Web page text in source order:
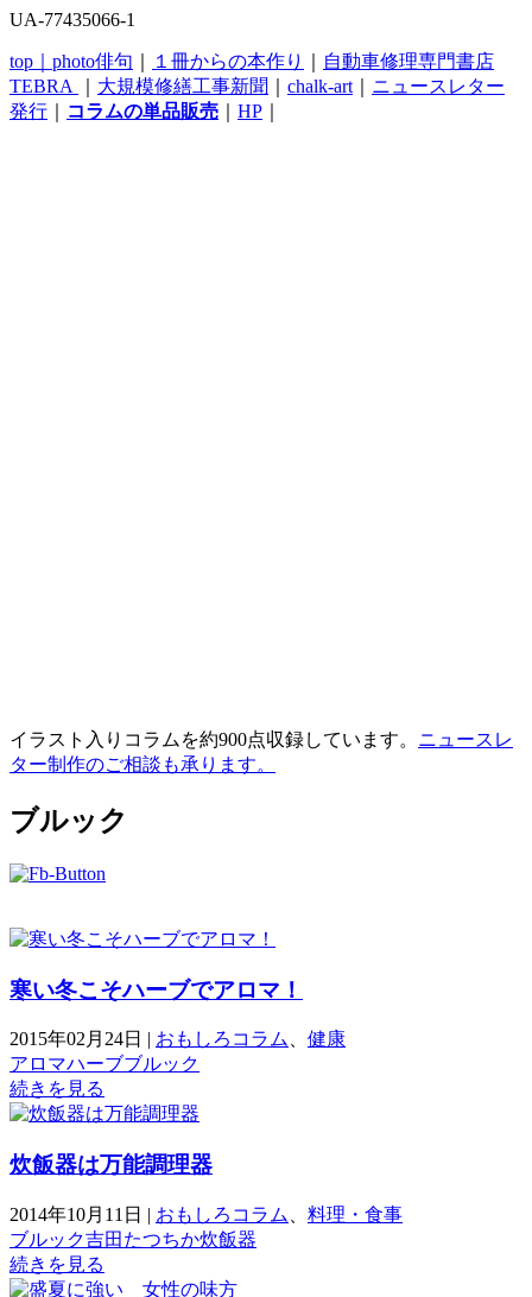
UA-77435066-1
top｜ photo俳句 １冊からの本作り
自動車修理専門書店
TEBRA
大規模修繕工事新聞 chalk-art
ニュースレター
発行
コラムの単品販売 HP
イラスト入りコラムを約900点収録しています。 ニュースレ
ター制作のご相談も承ります。
ブルック
寒い冬こそハーブでアロマ！
2015年02月24日 | おもしろコラム
健康
アロマハーブブルック
続きを見る
炊飯器は万能調理器
2014年10月11日 | おもしろコラム
料理・食事
ブルック吉田たつちか炊飯器
続きを見る